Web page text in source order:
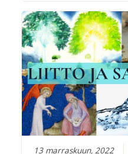
13 marraskuun, 2022